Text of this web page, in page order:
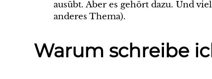
ausübt. Aber es gehört dazu. Und
anderes Thema).
Warum schreibe